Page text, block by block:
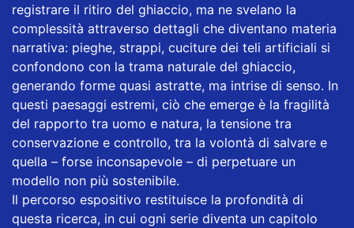
registrare il ritiro del ghiaccio, ma ne svelano la
complessità attraverso dettagli che diventano materia
narrativa: pieghe, strappi, cuciture dei teli artificiali si
confondono con la trama naturale del ghiaccio,
generando forme quasi astratte, ma intrise di senso. In
questi paesaggi estremi, ciò che emerge è la fragilità
del rapporto tra uomo e natura, la tensione tra
conservazione e controllo, tra la volontà di salvare e
quella – forse inconsapevole – di perpetuare un
modello non più sostenibile.
Il percorso espositivo restituisce la profondità di
questa ricerca, in cui ogni serie diventa un capitolo